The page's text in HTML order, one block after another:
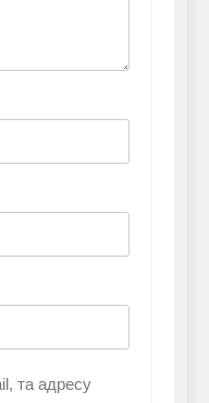
та адресу